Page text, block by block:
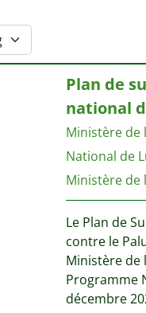
Plan de
national
Ministère de
National de
Ministère de
Le Plan de
contre le
Ministère de
Programme
décembre